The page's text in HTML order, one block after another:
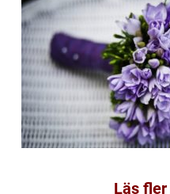
Läs